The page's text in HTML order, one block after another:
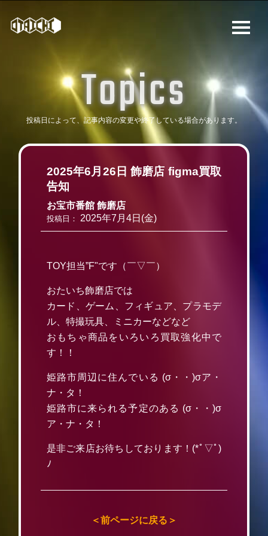
Topics
投稿日によって、記事内容の変更や終了している場合があります。
2025年6月26日 飾磨店 figma買取
告知
お宝市番館 飾磨店
投稿日： 2025年7月4日(金)
TOY担当”F"です（￣▽￣）
おたいち飾磨店では
カード、ゲーム、フィギュア、プラモデ
ル、特撮玩具、ミニカーなどなど
おもちゃ商品をいろいろ買取強化中で
す！！
姫路市周辺に住んでいる (σ・・)σア・
ナ・タ！
姫路市に来られる予定のある (σ・・)σ
ア・ナ・タ！
是非ご来店お待ちしております！(*ﾟ▽ﾟ)
ﾉ
＜前ページに戻る＞